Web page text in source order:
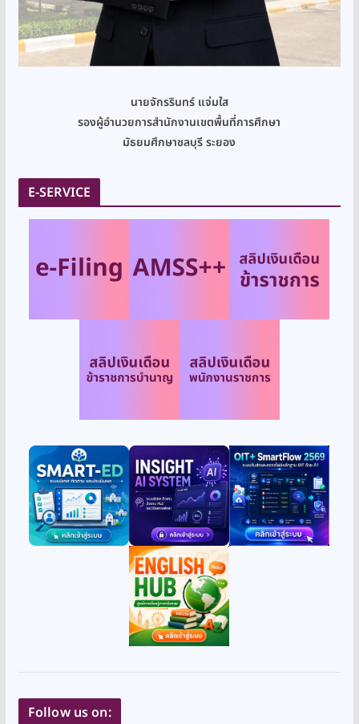
นายจักรรินทร์ แจ่มใส
รองผู้อำนวยการสำนักงานเขตพื้นที่การศึกษา
มัธยมศึกษาชลบุรี ระยอง
E-SERVICE
Follow us on: